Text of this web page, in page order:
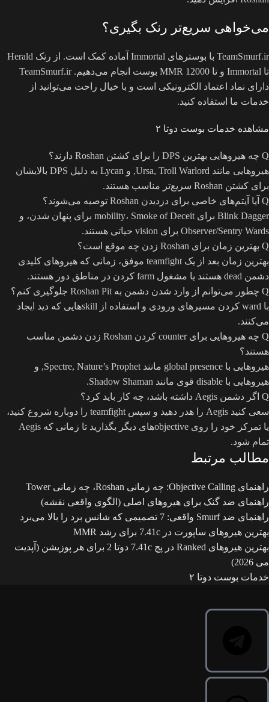
می‌خواهی سریع‌تر رنک بگیری؟
TeamSmurf.ir با بوسترهای Immortal آماده کمک است. از رنک Herald
تا Immortal و تا MMR 12000 بوست انجام می‌دهیم. TeamSmurf.ir
دارای نماد اعتماد الکترونیکی است و با خیال راحت می‌توانید از
خدمات ما استفاده کنید.
مشاهده خدمات بوست دوتا ۲
Q چه هیروهایی بهترین DPS را برای کشتن Roshan دارند؟
هیروهایی مانند Ursa, Troll Warlord, و Lycan به دلیل DPS بالایشان
برای کشتن Roshan سریع‌تر مناسب هستند.
Q آیا آیتم‌های خاصی برای دزدیدن Roshan توصیه می‌شوند؟
Blink Dagger برای mobility، Smoke of Deceit برای پنهان شدن، و
Observer/Sentry Wards برای vision حیاتی هستند.
Q بهترین زمان برای Roshan زدن چه موقع است؟
بهترین زمان بعد از یک teamfight موفق، زمانی که هیروهای کلیدی
دشمن dead هستند یا مشغول farm کردن در مناطق دور هستند.
Q چطور می‌توانم از وارد شدن دشمن به Roshan Pit جلوگیری کنم؟
با ward کردن مسیرهای ورودی و استفاده از skillهایی که دید ایجاد
می‌کنند.
Q
چه هیروهایی برای counter کردن Roshan زدن دشمن مناسب
هستند؟
هیروهایی با global presence مانند Spectre, Nature’s Prophet, و
هیروهایی با disable قوی مانند Shadow Shaman.
Q اگر دشمن Aegis داشته باشد، چه کار باید کرد؟
سعی کنید Aegis را هدر دهید و سپس teamfight را دوباره شروع کنید،
یا تمرکز خود را روی objectiveهای دیگر بگذارید تا زمانی که Aegis
تمام شود.
مطالب مرتبط
راهنمای Objective Calling: چه زمانی Roshan، چه زمانی Tower
راهنمای ضد گنک برای هیروهای اصلی (الگوی واقعی نقشه)
راهنمای ضد Smurf واقعی: 7 تصمیمی که شانس برد را بالا می‌برد
بهترین هیروهای ساپورت در 7.41c برای رشد MMR
بهترین هیروهای Ranked در پچ 7.41c دوتا 2 برای هر پوزیشن (آپدیت
می 2026)
خدمات بوست دوتا ۲